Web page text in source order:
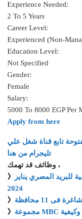
Experience Needed:
2 To 5 Years
Career Level:
Experienced (Non-
Education Level:
Not Specified
Gender:
Female
Salary:
5000 To 8000 EGP Per
Apply from here
تابع قناة شغل علي
تليجرام من هنا
وظائف قد تهمك ،
》
القومية للبريد المصري يناير
2024
》
》 مجموعة MBC تطلب خدمة عملاء .. اعرف الشروط وكيفية